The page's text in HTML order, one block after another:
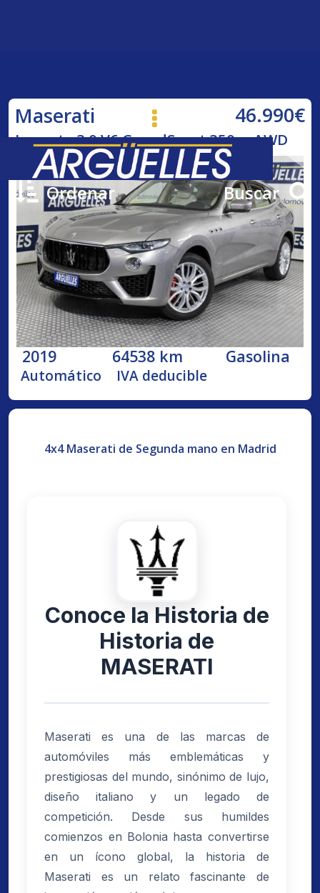
Ordenar Buscar
Maserati 46.990€
Levante 3.0 V6 GrandSport 350cv AWD
2019 64538 km Gasolina
Automático IVA deducible
4x4 Maserati de Segunda mano en Madrid
Conoce la Historia de
Historia de
MASERATI
Maserati es una de las marcas de
automóviles más emblemáticas y
prestigiosas del mundo, sinónimo de lujo,
diseño italiano y un legado de
competición. Desde sus humildes
comienzos en Bolonia hasta convertirse
en un ícono global, la historia de
Maserati es un relato fascinante de